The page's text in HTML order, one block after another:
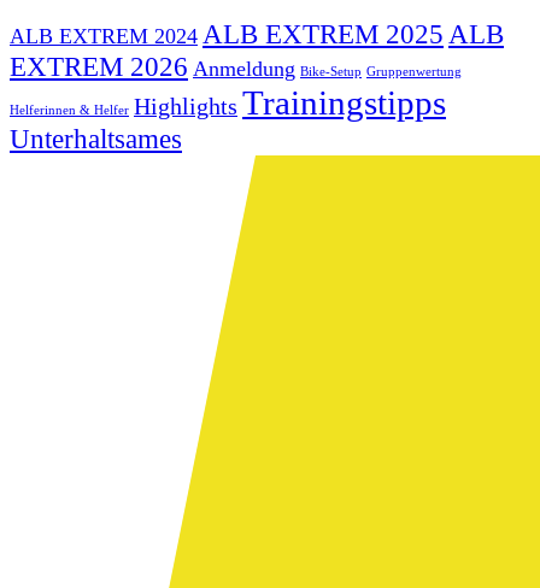
ALB EXTREM 2024 ALB EXTREM 2025ALB
EXTREM 2026 Anmeldung Bike-Setup Gruppenwertung
Helferinnen & Helfer Highlights Trainingstipps
Unterhaltsames